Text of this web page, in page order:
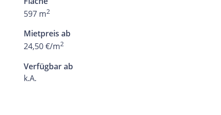
597 m2
Mietpreis ab
24,50 €/m2
Verfügbar ab
k.A.